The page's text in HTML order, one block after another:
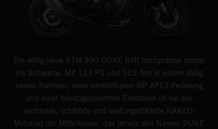
Die völlig neue KTM 990 DUKE trifft hochpräzise immer
ins Schwarze. Mit 123 PS und 103 Nm in einem völlig
neuen Rahmen, einer einstellbaren WP APEX-Federung
und einer feinabgestimmten Elektronik ist sie das
leichteste, schärfste und leistungsstärkste NAKED-
Motorrad der Mittelklasse, das jemals den Namen DUKE